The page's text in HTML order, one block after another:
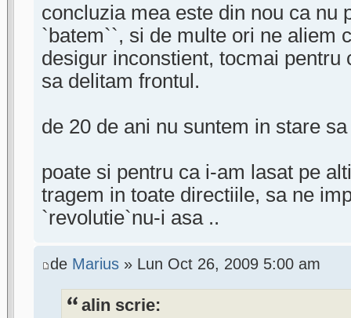
concluzia mea este din nou ca nu
`batem``, si de multe ori ne aliem
desigur inconstient, tocmai pentru
sa delitam frontul.
de 20 de ani nu suntem in stare
poate si pentru ca i-am lasat pe
tragem in toate directiile, sa ne
`revolutie`nu-i asa ..
de Marius » Lun Oct 26, 2009 5:00 am
alin scrie: